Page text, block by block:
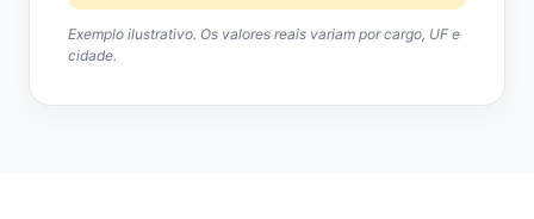
Exemplo ilustrativo. Os valores reais variam por cargo, UF e
cidade.